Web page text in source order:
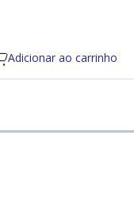
Adicionar ao carrinho